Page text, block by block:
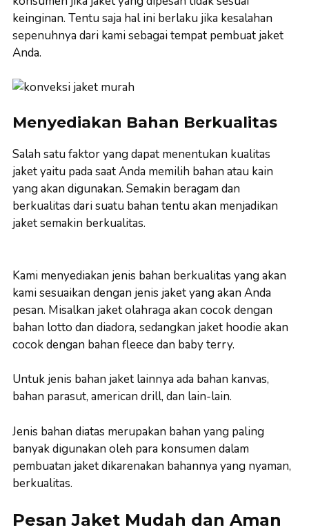
keinginan. Tentu saja hal ini berlaku jika kesalahan
sepenuhnya dari kami sebagai tempat pembuat jaket
Anda.
Menyediakan Bahan Berkualitas
Salah satu faktor yang dapat menentukan kualitas
jaket yaitu pada saat Anda memilih bahan atau kain
yang akan digunakan. Semakin beragam dan
berkualitas dari suatu bahan tentu akan menjadikan
jaket semakin berkualitas.
Kami menyediakan jenis bahan berkualitas yang akan
kami sesuaikan dengan jenis jaket yang akan Anda
pesan. Misalkan jaket olahraga akan cocok dengan
bahan lotto dan diadora, sedangkan jaket hoodie akan
cocok dengan bahan fleece dan baby terry.
Untuk jenis bahan jaket lainnya ada bahan kanvas,
bahan parasut, american drill, dan lain-lain.
Jenis bahan diatas merupakan bahan yang paling
banyak digunakan oleh para konsumen dalam
pembuatan jaket dikarenakan bahannya yang nyaman,
berkualitas.
Pesan Jaket Mudah dan Aman